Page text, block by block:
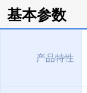
基本参数
产品特性